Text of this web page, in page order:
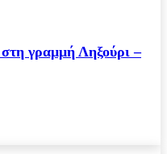
γραμμή Ληξούρι –